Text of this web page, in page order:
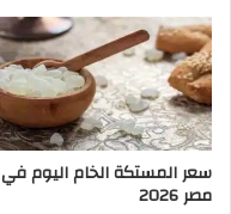
سعر المستكة الخام اليوم في
مصر 2026